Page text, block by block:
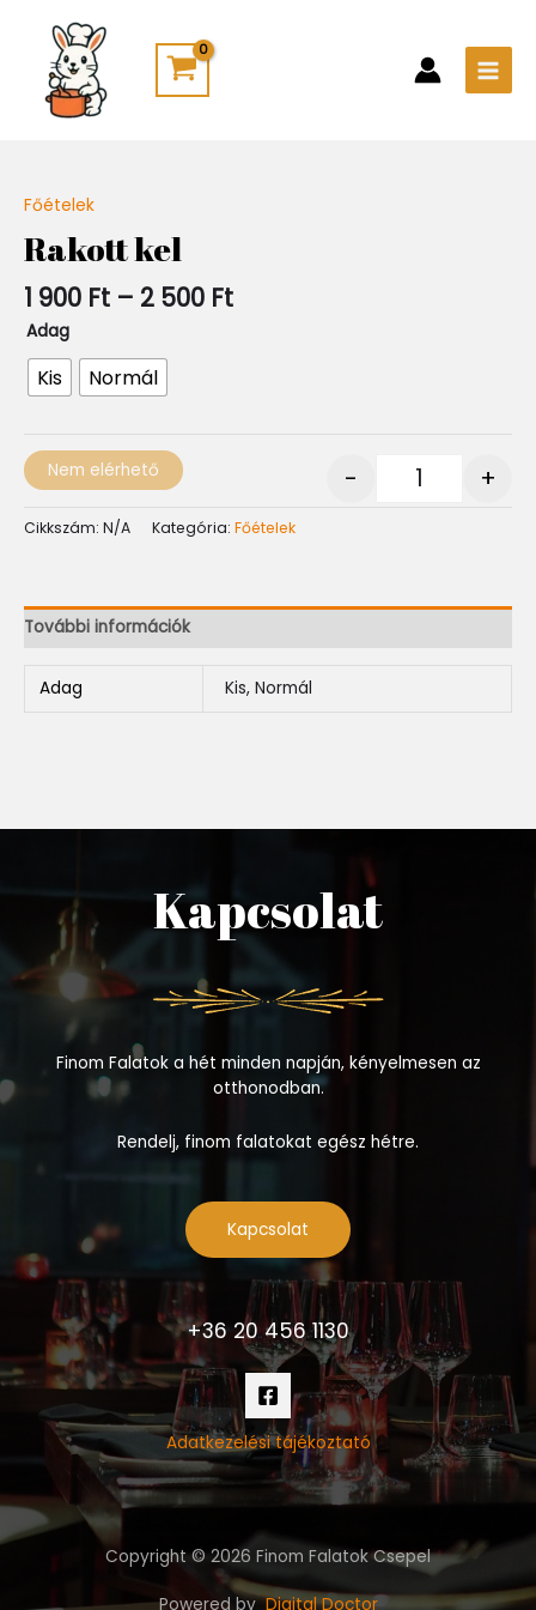
content
Főételek
Rakott kel
1 900 Ft – 2 500 Ft-
2
Adag
Kis Normál
- +
Nem elérhető
Cikkszám: N/A Kategória: Főételek
További információk
Adag Kis, Normál
Kapcsolat
Finom Falatok a hét minden napján, kényelmesen az
otthonodban.
Rendelj, finom falatokat egész hétre.
Kapcsolat
+36 20 456 1130
Adatkezelési tájékoztató
Copyright © 2026 Finom Falatok Csepel
Powered byDigital Doctor